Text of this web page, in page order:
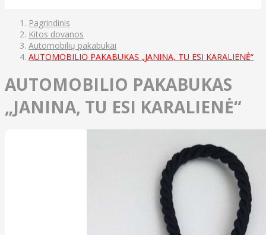
Pagrindinis
Kitos dovanos
Automobilių pakabukai
AUTOMOBILIO PAKABUKAS „JANINA, TU ESI KARALIENĖ“
AUTOMOBILIO PAKABUKAS
„JANINA, TU ESI KARALIENĖ“